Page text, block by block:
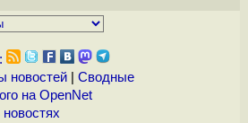
новостей| Сводные
на OpenNet